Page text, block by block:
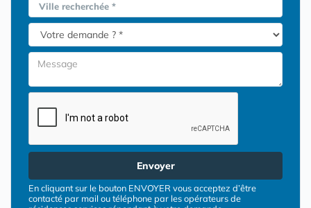
Ville recherchée *
Envoyer
En cliquant sur le bouton ENVOYER vous acceptez d’être
contacté par mail ou téléphone par les opérateurs de